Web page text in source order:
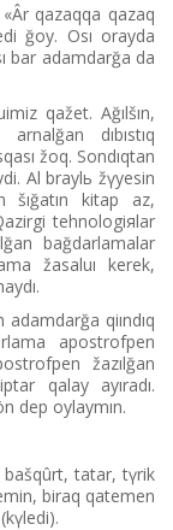
qazaqqa qazaq
ğoy. Osı orayda
bar adamdarğa da
qažet. Ağılšın,
dıbıstıq
žoq. Sondıqtan
Al braylь žүyesіn
šığatın kіtap az,
tehnologiяlar
bağdarlamalar
žasaluı kerek,
adamdarğa qiındıq
apostrofpen
žazılğan
qalay ayıradı.
dep oylaymın.
bašqûrt, tatar, tүrіk
bіraq qatemen